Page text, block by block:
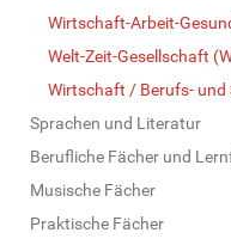
Wirtschaft-Arbeit-
Welt-Zeit-Gesellschaft
Wirtschaft / Berufs- und
Sprachen und Literatur
Berufliche Fächer und
Musische Fächer
Praktische Fächer